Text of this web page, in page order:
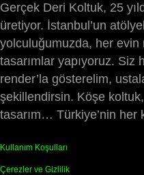
Gerçek Deri Koltuk, 25
üretiyor. İstanbul’un
yolculuğumuzda, her
tasarımlar yapıyoruz. Siz
render’la gösterelim,
şekillendirsin. Köşe
tasarım… Türkiye’nin her
Kullanım Koşulları
Çerezler ve Gizlilik